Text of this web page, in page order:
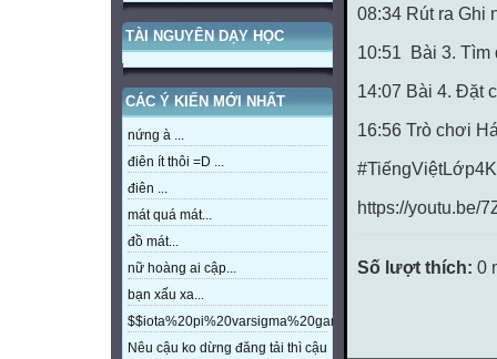
TÀI NGUYÊN DẠY HỌC
CÁC Ý KIẾN MỚI NHẤT
nứng à ...
điên ít thôi =D ...
điên ...
mát quá mát...
đồ mát...
nữ hoàng ai cập...
bạn xấu xa...
Nêu cậu ko dừng đăng tải thì cậu
08:34 Rút ra Ghi
10:51 Bài 3. Tìm
14:07 Bài 4. Đặt
16:56 Trò chơi
https://youtu.be/
Số lượt thích: 0